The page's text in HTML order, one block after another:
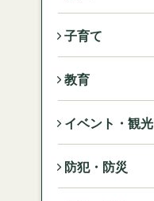
子育て
教育
イベント・観光
防犯・防災